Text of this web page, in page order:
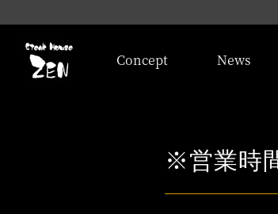
Concept News
※営業時